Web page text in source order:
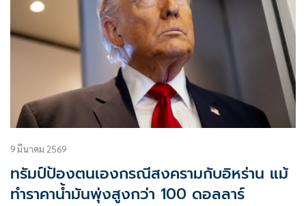
9 มีนาคม 2569
ทรัมป์ป้องตนเองกรณีสงครามกับอิหร่าน แม้
ทำราคาน้ำมันพุ่งสูงกว่า 100 ดอลลาร์